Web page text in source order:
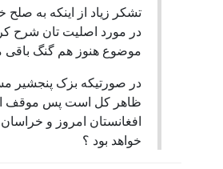
تشکر زیاد از اینکه به صلح
در مورد اصلیت تان شرح
موضوع هنوز هم گنگ باقی
در صورتیکه بزک پنجشیر
ظاهر کل است پس موقف
افغانستان امروز و
خواهد بود ؟